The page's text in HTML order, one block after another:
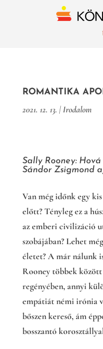
ROMANTIKA
2021. 12. 13. |Irodalom
Sally Rooney:
Sándor Zsigmond
Van még időnk egy
előtt? Tényleg ez a
az emberi civilizáció
szobájában? Lehet
életet? A már nálunk
Rooney többek
regényében, annyi
empátiát némi irónia
bőszen kereső, ám
bosszantó